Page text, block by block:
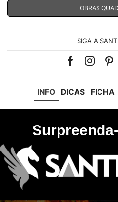
OBRAS
SIGA A
Facebook
INFO DICAS FICHA